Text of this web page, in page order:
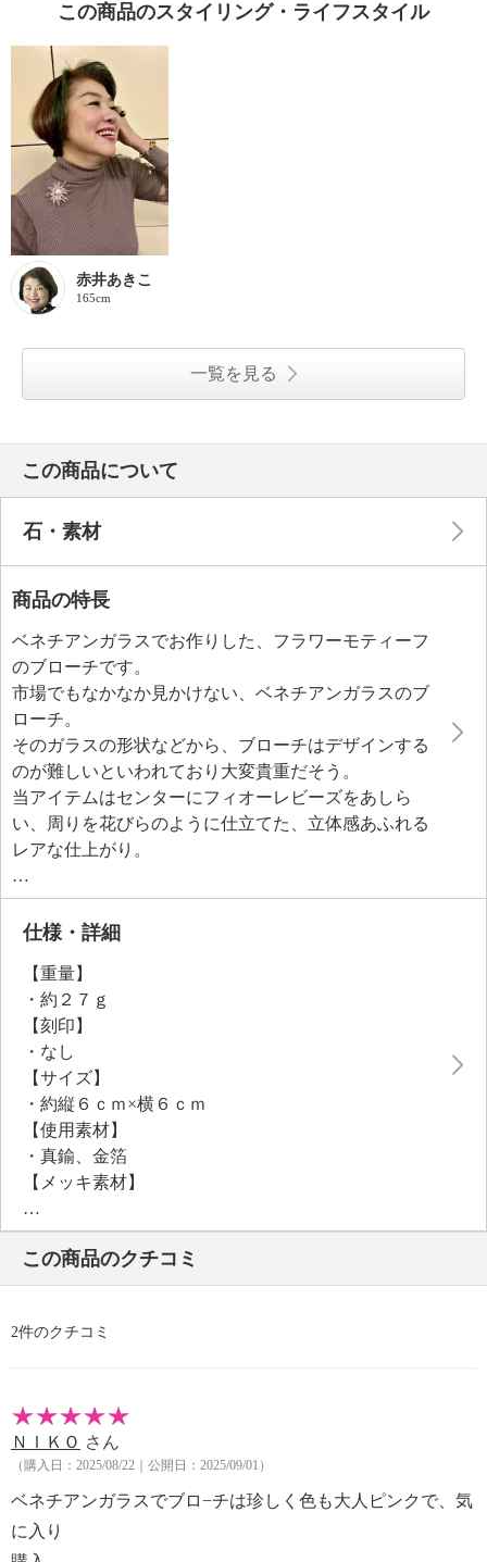
この商品のスタイリング・ライフスタイル
赤井あきこ
165cm
一覧を見る
この商品について
石・素材
商品の特長
ベネチアンガラスでお作りした、フラワーモティーフ
のブローチです。
市場でもなかなか見かけない、ベネチアンガラスのブ
ローチ。
そのガラスの形状などから、ブローチはデザインする
のが難しいといわれており大変貴重だそう。
当アイテムはセンターにフィオーレビーズをあしら
い、周りを花びらのように仕立てた、立体感あふれる
レアな仕上がり。
全体をピンクとゴールドカラーでまとめた愛らしい雰
囲気が、華やかで素敵です。
仕様・詳細
【重量】
・約２７ｇ
【刻印】
・なし
【サイズ】
・約縦６ｃｍ×横６ｃｍ
【使用素材】
・真鍮、金箔
【メッキ素材】
・材質：シルバートーンコート
【その他】
・個体差あり
【原産国（地）】
この商品のクチコミ
2件のクチコミ
ＮＩＫＯ さん
（購入日：2025/08/22｜公開日：2025/09/01）
ベネチアンガラスでブロ−チは珍しく色も大人ピンクで、気
に入り